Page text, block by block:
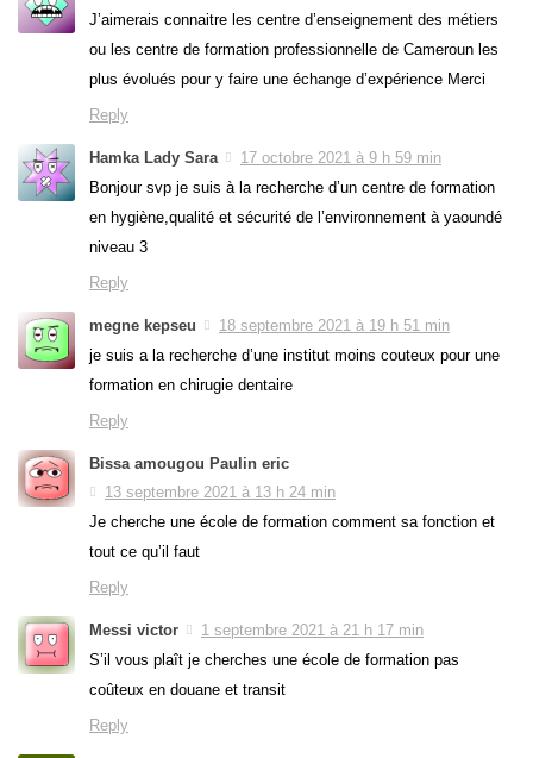
J’aimerais connaitre les centre d’enseignement des métiers
ou les centre de formation professionnelle de Cameroun les
plus évolués pour y faire une échange d’expérience Merci
Reply
Hamka Lady Sara
17 octobre 2021 à 9 h 59 min
Bonjour svp je suis à la recherche d’un centre de formation
en hygiène,qualité et sécurité de l’environnement à yaoundé
niveau 3
Reply
megne kepseu
18 septembre 2021 à 19 h 51 min
je suis a la recherche d’une institut moins couteux pour une
formation en chirugie dentaire
Reply
Bissa amougou Paulin eric
13 septembre 2021 à 13 h 24 min
Je cherche une école de formation comment sa fonction et
tout ce qu’il faut
Reply
Messi victor
1 septembre 2021 à 21 h 17 min
S’il vous plaît je cherches une école de formation pas
coûteux en douane et transit
Reply